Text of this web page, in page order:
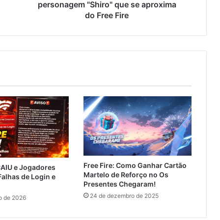
personagem "Shiro" que se aproxima
do Free Fire
e Jogadores
de Login e
de 2026
Free Fire: Como Ganhar Cartão
Martelo de Reforço no Os
Presentes Chegaram!
24 de dezembro de 2025